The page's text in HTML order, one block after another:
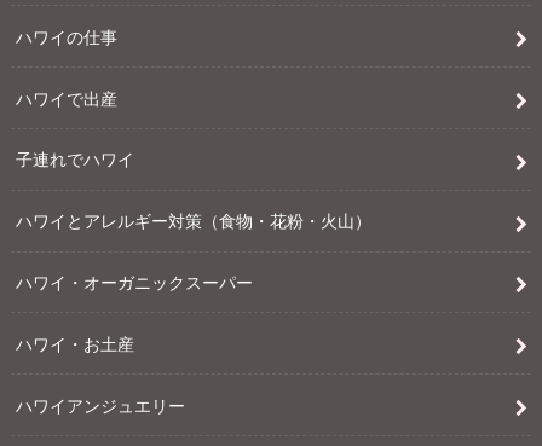
ハワイの仕事
ハワイで出産
子連れでハワイ
ハワイとアレルギー対策（食物・花粉・火山）
ハワイ・オーガニックスーパー
ハワイ・お土産
ハワイアンジュエリー